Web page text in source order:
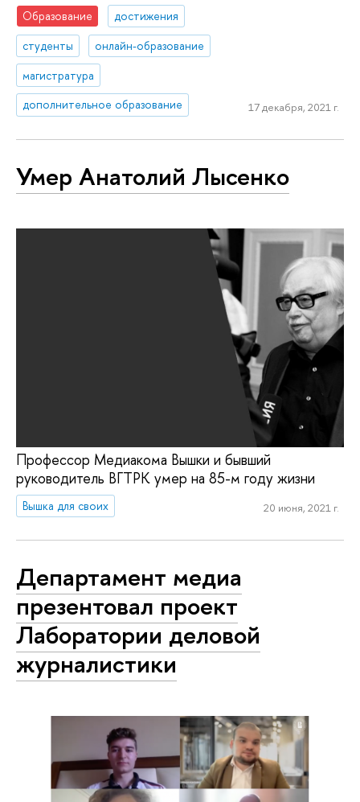
Образование
достижения
студенты
онлайн-образование
магистратура
дополнительное образование
17 декабря, 2021 г.
Умер Анатолий Лысенко
Профессор Медиакома Вышки и бывший
руководитель ВГТРК умер на 85-м году жизни
Вышка для своих 20 июня, 2021 г.
Департамент медиа
презентовал проект
Лаборатории деловой
журналистики